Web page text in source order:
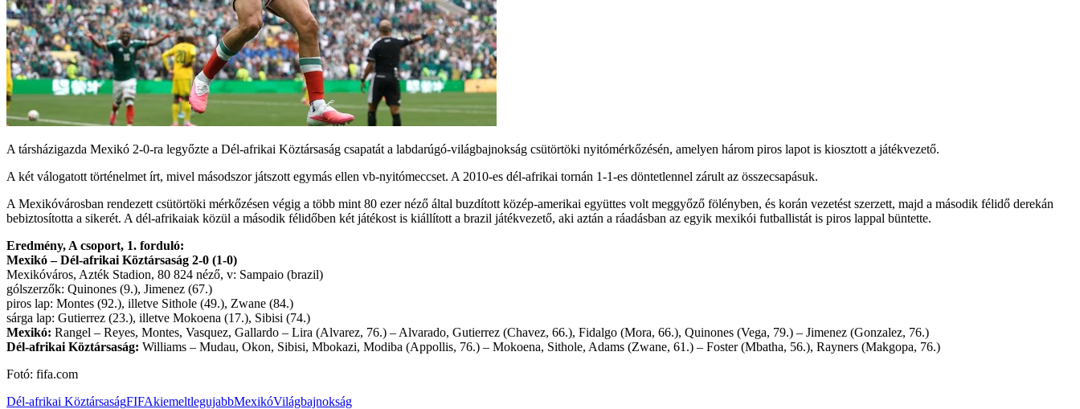
A társházigazda Mexikó 2-0-ra legyőzte a Dél-afrikai Köztársaság csapatát a labdarúgó-világbajnokság csütörtöki nyitómérkőzésén, amelyen három piros lapot is kiosztott a játékvezető.
A két válogatott történelmet írt, mivel másodszor játszott egymás ellen vb-nyitómeccset. A 2010-es dél-afrikai tornán 1-1-es döntetlennel zárult az összecsapásuk.
A Mexikóvárosban rendezett csütörtöki mérkőzésen végig a több mint 80 ezer néző által buzdított közép-amerikai együttes volt meggyőző fölényben, és korán vezetést szerzett, majd a második félidő derekán
bebiztosította a sikerét. A dél-afrikaiak közül a második félidőben két játékost is kiállított a brazil játékvezető, aki aztán a ráadásban az egyik mexikói futballistát is piros lappal büntette.
Eredmény, A csoport, 1. forduló:
Mexikó – Dél-afrikai Köztársaság 2-0 (1-0)
Mexikóváros, Azték Stadion, 80 824 néző, v: Sampaio (brazil)
gólszerzők: Quinones (9.), Jimenez (67.)
piros lap: Montes (92.), illetve Sithole (49.), Zwane (84.)
sárga lap: Gutierrez (23.), illetve Mokoena (17.), Sibisi (74.)
Mexikó: Rangel – Reyes, Montes, Vasquez, Gallardo – Lira (Alvarez, 76.) – Alvarado, Gutierrez (Chavez, 66.), Fidalgo (Mora, 66.), Quinones (Vega, 79.) – Jimenez (Gonzalez, 76.)
Dél-afrikai Köztársaság: Williams – Mudau, Okon, Sibisi, Mbokazi, Modiba (Appollis, 76.) – Mokoena, Sithole, Adams (Zwane, 61.) – Foster (Mbatha, 56.), Rayners (Makgopa, 76.)
Fotó: fifa.com
Dél-afrikai KöztársaságFIFAkiemeltlegujabbMexikóVilágbajnokság